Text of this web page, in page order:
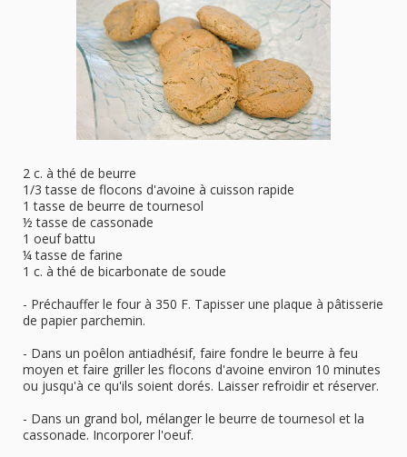
2 c. à thé de beurre
1/3 tasse de flocons d'avoine à cuisson rapide
1 tasse de beurre de tournesol
½ tasse de cassonade
1 oeuf battu
¼ tasse de farine
1 c. à thé de bicarbonate de soude
- Préchauffer le four à 350 F. Tapisser une plaque à pâtisserie
de papier parchemin.
- Dans un poêlon antiadhésif, faire fondre le beurre à feu
moyen et faire griller les flocons d'avoine environ 10 minutes
ou jusqu'à ce qu'ils soient dorés. Laisser refroidir et réserver.
- Dans un grand bol, mélanger le beurre de tournesol et la
cassonade. Incorporer l'oeuf.